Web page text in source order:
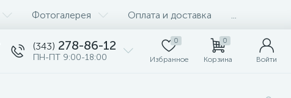
Фотогалерея Оплата и доставка
(343) 278-86-12
ПН-ПТ 9:00-18:00
0
Избранное
0
Корзина Войти